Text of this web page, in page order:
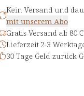
Kein Versand und
mit unserem Abo
Gratis Versand ab 80
Lieferzeit 2-3
30 Tage Geld zurück